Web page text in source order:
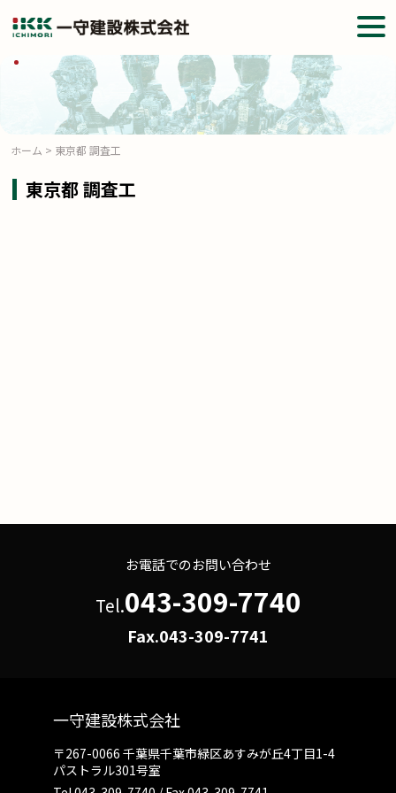
ホーム > 東京都 調査工
東京都 調査工
お電話でのお問い合わせ
Tel.043-309-7740
Fax.043-309-7741
一守建設株式会社
〒267-0066 千葉県千葉市緑区あすみが丘4丁目1-4
パストラル301号室